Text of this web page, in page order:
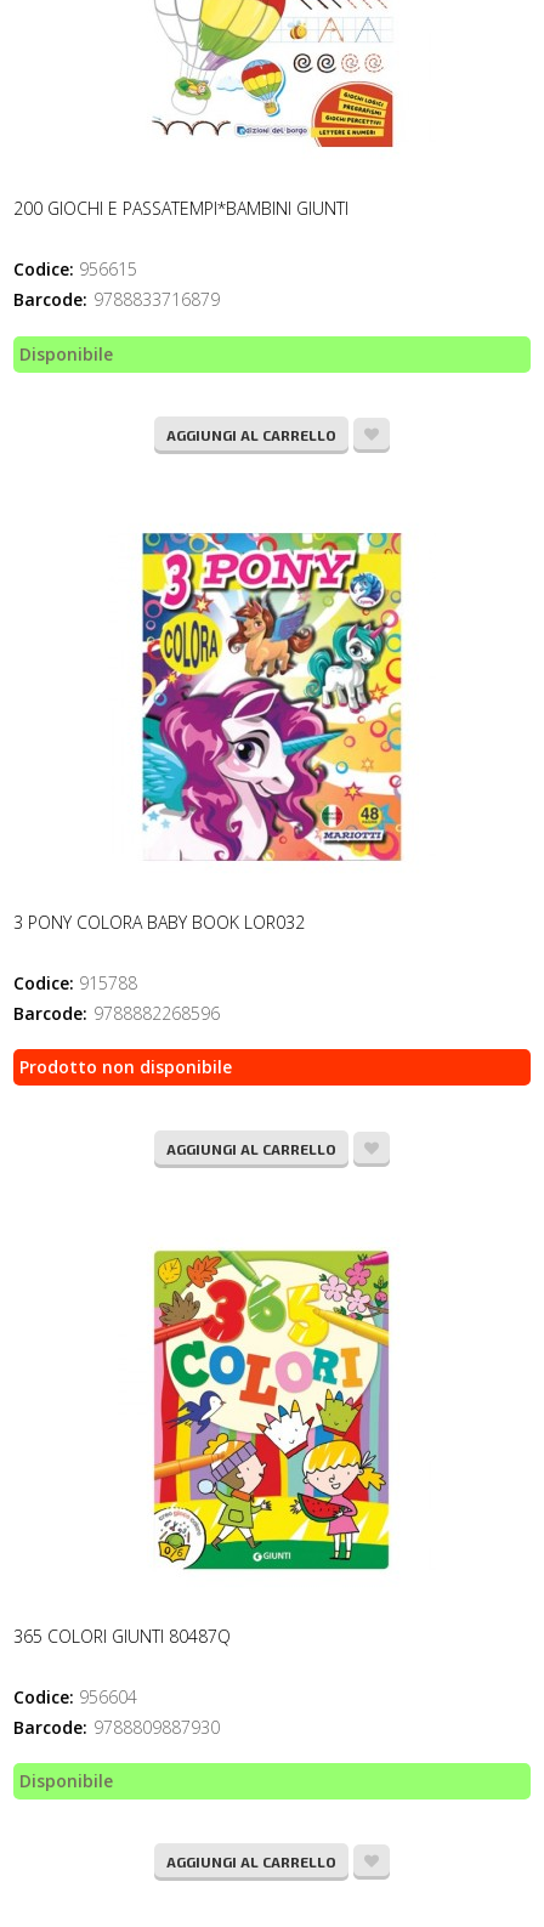
200 GIOCHI E PASSATEMPI*BAMBINI GIUNTI
Codice: 956615
Barcode: 9788833716879
Disponibile
AGGIUNGI AL CARRELLO
3 PONY COLORA BABY BOOK LOR032
Codice: 915788
Barcode: 9788882268596
Prodotto non disponibile
AGGIUNGI AL CARRELLO
365 COLORI GIUNTI 80487Q
Codice: 956604
Barcode: 9788809887930
Disponibile
AGGIUNGI AL CARRELLO